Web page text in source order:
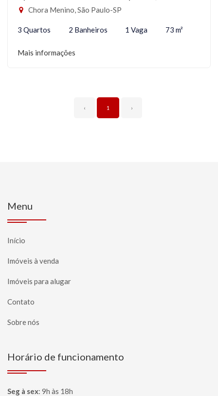
Chora Menino, São Paulo-SP
3 Quartos 2 Banheiros 1 Vaga 73 m²
Mais informações
‹ 1 ›
Menu
Início
Imóveis à venda
Imóveis para alugar
Contato
Sobre nós
Horário de funcionamento
Seg à sex: 9h às 18h